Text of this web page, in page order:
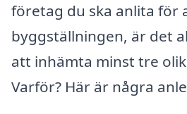
företag du ska anlita för
byggställningen, är det
att inhämta minst tre
Varför? Här är några